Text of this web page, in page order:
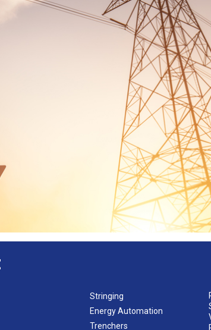
Stringing
Energy Automation
Trenchers